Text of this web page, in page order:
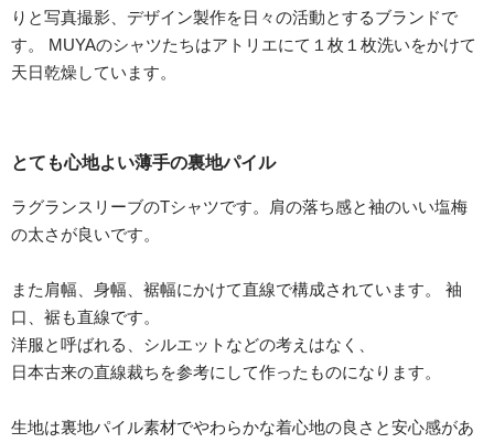
りと写真撮影、デザイン製作を日々の活動とするブランドで
す。 MUYAのシャツたちはアトリエにて１枚１枚洗いをかけて
天日乾燥しています。
とても心地よい薄手の裏地パイル
ラグランスリーブのTシャツです。肩の落ち感と袖のいい塩梅
の太さが良いです。
また肩幅、身幅、裾幅にかけて直線で構成されています。 袖
口、裾も直線です。
洋服と呼ばれる、シルエットなどの考えはなく、
日本古来の直線裁ちを参考にして作ったものになります。
生地は裏地パイル素材でやわらかな着心地の良さと安心感があ